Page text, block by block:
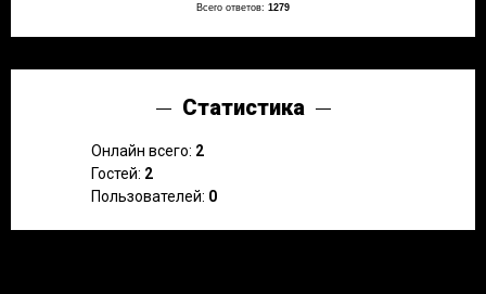
Всего ответов: 1279
Статистика
Онлайн всего: 2
Гостей: 2
Пользователей: 0